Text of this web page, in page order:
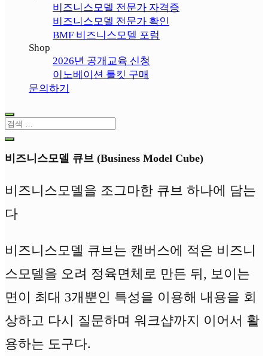
비즈니스모델 전문가 자격증
비즈니스모델 전문가 확인
BMF 비즈니스모델 포럼
Shop
2026년 공개교육 신청
이노베이션 툴킷 구매
문의하기
비즈니스모델 큐브 (Business Model Cube)
비즈니스모델을 조그마한 큐브 하나에 담는
다
비즈니스모델 큐브는 캔버스에 적은 비즈니
스모델을 오려 정육면체로 만든 뒤, 보이는
면이 최대 3개뿐인 특성을 이용해 내용을 회
상하고 다시 질문하며 워크샵까지 이어서 활
용하는 도구다.